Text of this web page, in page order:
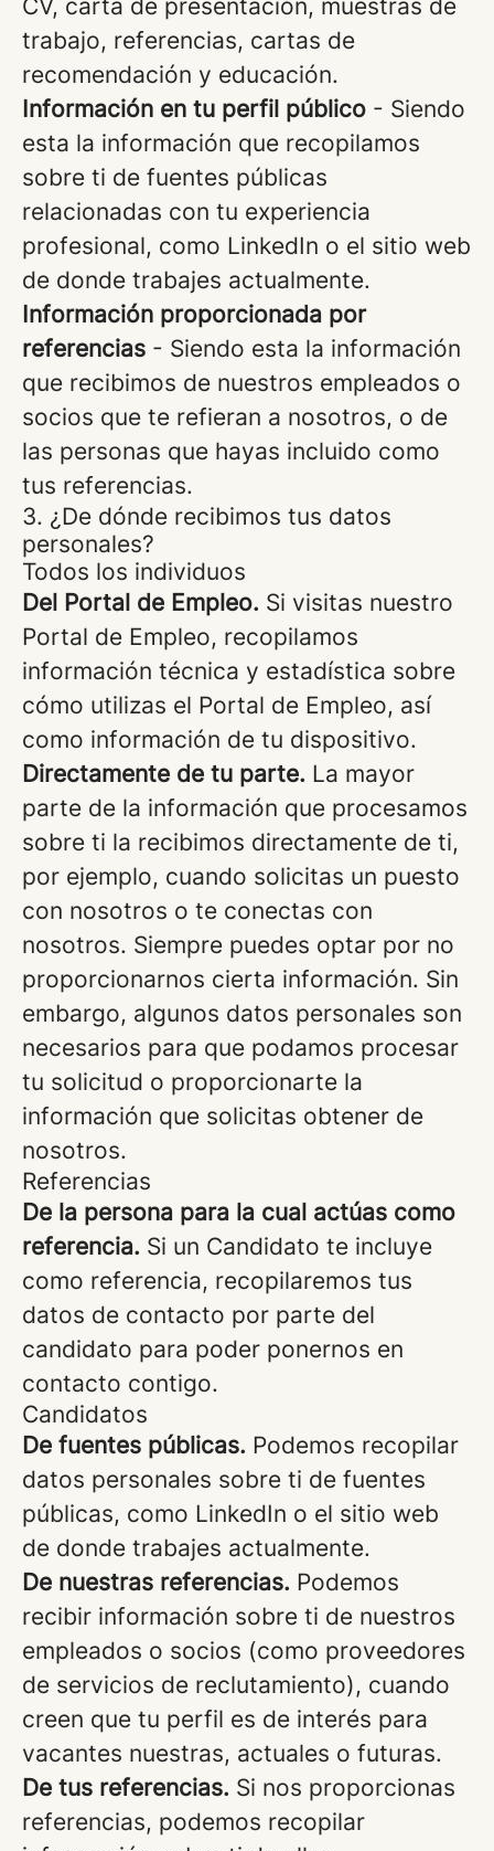
CV, carta de presentación, muestras de
trabajo, referencias, cartas de
recomendación y educación.
Información en tu perfil público - Siendo
esta la información que recopilamos
sobre ti de fuentes públicas
relacionadas con tu experiencia
profesional, como LinkedIn o el sitio web
de donde trabajes actualmente.
Información proporcionada por
referencias - Siendo esta la información
que recibimos de nuestros empleados o
socios que te refieran a nosotros, o de
las personas que hayas incluido como
tus referencias.
3. ¿De dónde recibimos tus datos
personales?
Todos los individuos
Del Portal de Empleo. Si visitas nuestro
Portal de Empleo, recopilamos
información técnica y estadística sobre
cómo utilizas el Portal de Empleo, así
como información de tu dispositivo.
Directamente de tu parte. La mayor
parte de la información que procesamos
sobre ti la recibimos directamente de ti,
por ejemplo, cuando solicitas un puesto
con nosotros o te conectas con
nosotros. Siempre puedes optar por no
proporcionarnos cierta información. Sin
embargo, algunos datos personales son
necesarios para que podamos procesar
tu solicitud o proporcionarte la
información que solicitas obtener de
nosotros.
Referencias
De la persona para la cual actúas como
referencia. Si un Candidato te incluye
como referencia, recopilaremos tus
datos de contacto por parte del
candidato para poder ponernos en
contacto contigo.
Candidatos
De fuentes públicas. Podemos recopilar
datos personales sobre ti de fuentes
públicas, como LinkedIn o el sitio web
de donde trabajes actualmente.
De nuestras referencias. Podemos
recibir información sobre ti de nuestros
empleados o socios (como proveedores
de servicios de reclutamiento), cuando
creen que tu perfil es de interés para
vacantes nuestras, actuales o futuras.
De tus referencias. Si nos proporcionas
referencias, podemos recopilar